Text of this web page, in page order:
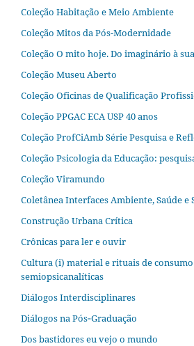
Coleção Habitação e Meio Ambiente
Coleção Mitos da Pós-Modernidade
Coleção O mito hoje. Do imaginário à
Coleção Museu Aberto
Coleção Oficinas de Qualificação
Coleção PPGAC ECA USP 40 anos
Coleção ProfCiAmb Série Pesquisa e
Coleção Psicologia da Educação:
Coleção Viramundo
Coletânea Interfaces Ambiente, Saúde
Construção Urbana Crítica
Crônicas para ler e ouvir
Cultura (i) material e rituais de
semiopsicanalíticas
Diálogos Interdisciplinares
Diálogos na Pós‐Graduação
Dos bastidores eu vejo o mundo